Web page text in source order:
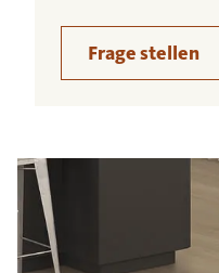
Frage stellen